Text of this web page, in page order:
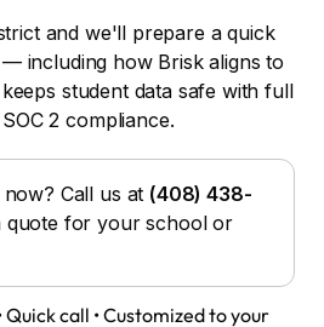
and we'll prepare a quick
including how Brisk aligns to
student data safe with full
2 compliance.
Call us at (408) 438-
quote for your school or
Quick call • Customized to your